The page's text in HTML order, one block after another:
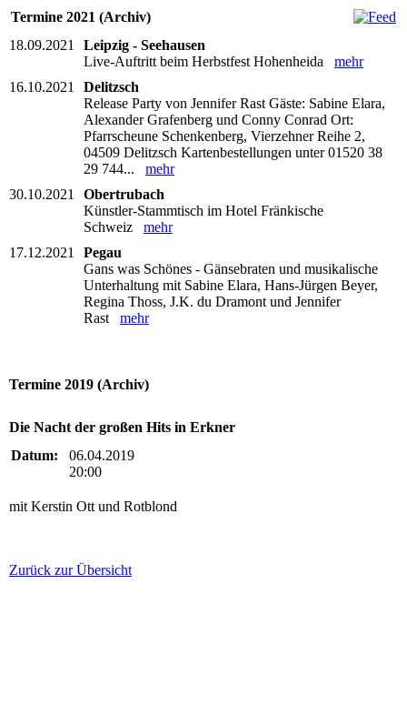
Termine 2021 (Archiv)
18.09.2021
Leipzig - Seehausen
Live-Auftritt beim Herbstfest Hohenheida mehr
16.10.2021
Delitzsch
Release Party von Jennifer Rast Gäste: Sabine Elara,
Alexander Grafenberg und Conny Conrad Ort:
Pfarrscheune Schenkenberg, Vierzehner Reihe 2,
04509 Delitzsch Kartenbestellungen unter 01520 38
29 744... mehr
30.10.2021
Obertrubach
Künstler-Stammtisch im Hotel Fränkische
Schweiz mehr
17.12.2021
Pegau
Gans was Schönes - Gänsebraten und musikalische
Unterhaltung mit Sabine Elara, Hans-Jürgen Beyer,
Regina Thoss, J.K. du Dramont und Jennifer
Rast mehr
Termine 2019 (Archiv)
Die Nacht der großen Hits in Erkner
Datum:
06.04.2019
20:00
mit Kerstin Ott und Rotblond
Zurück zur Übersicht